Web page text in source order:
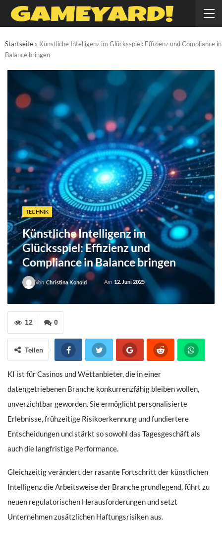
Startseite » Künstliche Intelligenz im Glücksspiel: Effizienz und Compliance in
Balance bringen
TECHNIK
Künstliche Intelligenz im
Glücksspiel: Effizienz und
Compliance in Balance bringen
VonChristina Konold Am 12. Juni 2025
0
12
Teilen
KI ist für Casinos und Wettanbieter, die in einer
datengetriebenen Branche konkurrenzfähig bleiben wollen,
unverzichtbar geworden. Sie ermöglicht personalisierte
Erlebnisse, frühzeitige Risikoerkennung und fundiertere
Entscheidungen und stärkt so sowohl das Tagesgeschäft als
auch die langfristige Performance.
Gleichzeitig verändert der rasante Fortschritt der künstlichen
Intelligenz die Arbeitsweise der Branche grundlegend, führt zu
neuen regulatorischen Herausforderungen und setzt
Unternehmen zusätzlichen Haftungsrisiken aus.